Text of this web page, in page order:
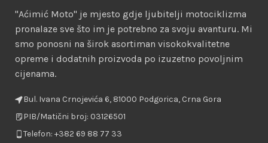
"Aćimić Moto" je mjesto gdje ljubitelji motociklizma
pronalaze sve što im je potrebno za svoju avanturu. Mi
smo ponosni na širok asortiman visokokvalitetne
opreme i dodatnih proizvoda po izuzetno povoljnim
cijenama.
Bul. Ivana Crnojevića 6, 81000 Podgorica, Crna Gora
PIB/Matični broj: 03126501
Telefon: +382 69 88 77 33